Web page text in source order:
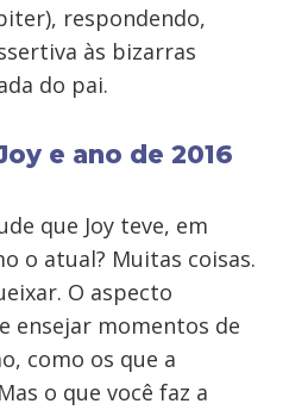
respondendo,
às bizarras
do pai.
e ano de 2016
que Joy teve, em
o atual? Muitas coisas.
O aspecto
ensejar momentos de
como os que a
o que você faz a